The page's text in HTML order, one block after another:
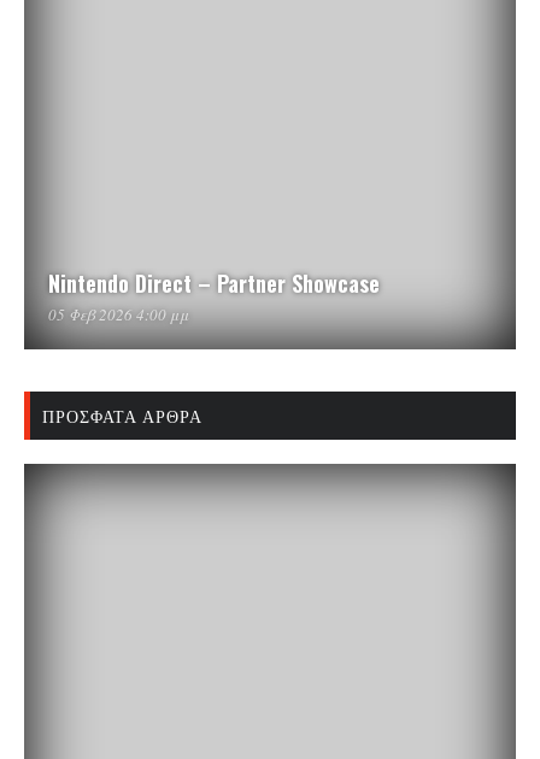
Nintendo Direct – Partner Showcase
05 Φεβ 2026 4:00 μμ
ΠΡΌΣΦΑΤΑ ΆΡΘΡΑ